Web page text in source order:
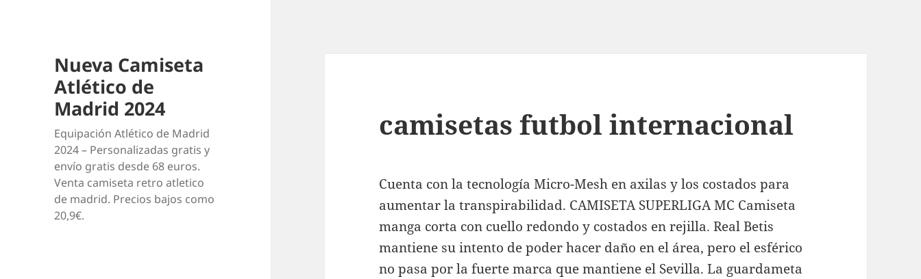
Nueva Camiseta
Atlético de
Madrid 2024
Equipación Atlético de Madrid
2024 – Personalizadas gratis y
envío gratis desde 68 euros.
Venta camiseta retro atletico
de madrid. Precios bajos como
20,9€.
camisetas futbol internacional
Cuenta con la tecnología Micro-Mesh en axilas y los costados para
aumentar la transpirabilidad. CAMISETA SUPERLIGA MC Camiseta
manga corta con cuello redondo y costados en rejilla. Real Betis
mantiene su intento de poder hacer daño en el área, pero el esférico
no pasa por la fuerte marca que mantiene el Sevilla. La guardameta